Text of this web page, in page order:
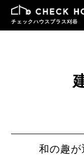
チェックハウスプラス刈谷
和の趣が